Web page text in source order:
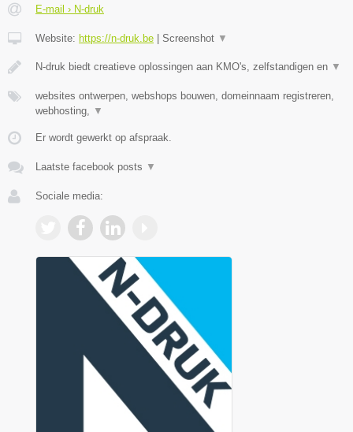
E-mail › N-druk
Website: https://n-druk.be | Screenshot ▼
N-druk biedt creatieve oplossingen aan KMO's, zelfstandigen en ▼
websites ontwerpen, webshops bouwen, domeinnaam registreren,
webhosting,
▼
Er wordt gewerkt op afspraak.
Laatste facebook posts ▼
Sociale media: